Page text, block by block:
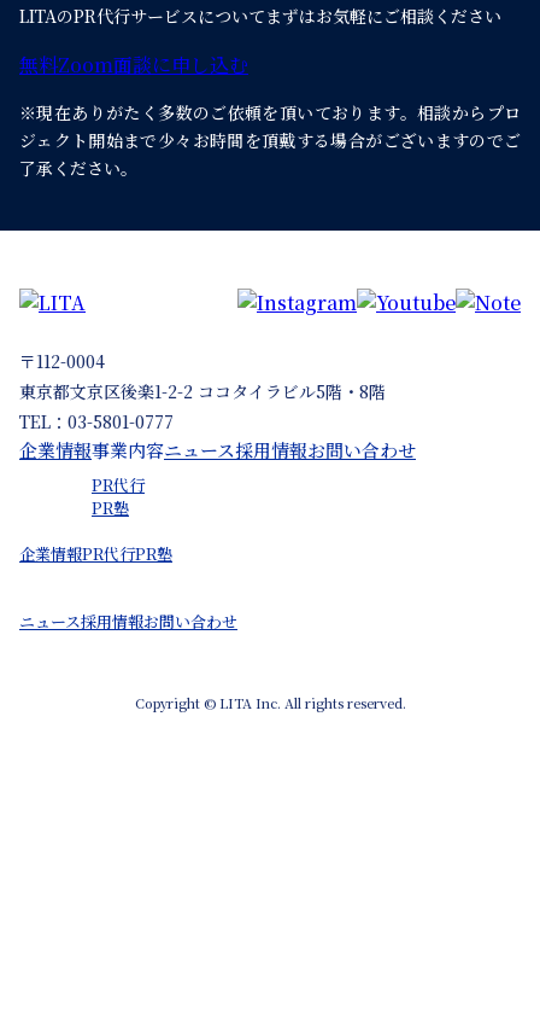
LITAのPR代行サービスについてまずはお気軽にご相談ください
無料Zoom面談に申し込む
※現在ありがたく多数のご依頼を頂いております。相談からプロ
ジェクト開始まで少々お時間を頂戴する場合がございますのでご
了承ください。
〒112-0004
東京都文京区後楽1-2-2 ココタイラビル5階・8階
TEL：03-5801-0777
企業情報事業内容
PR代行
PR塾
ニュース採用情報お問い合わせ
企業情報PR代行PR塾
ニュース採用情報お問い合わせ
Copyright © LITA Inc. All rights reserved.